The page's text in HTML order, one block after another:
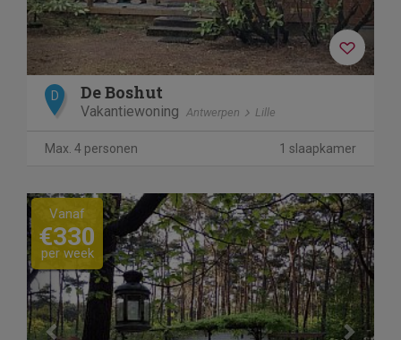
D De Boshut
Vakantiewoning Antwerpen Lille
Max. 4 personen 1 slaapkamer
Previous Next
Vanaf
€330
per week